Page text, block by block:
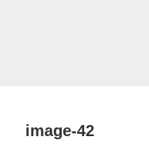
image-42